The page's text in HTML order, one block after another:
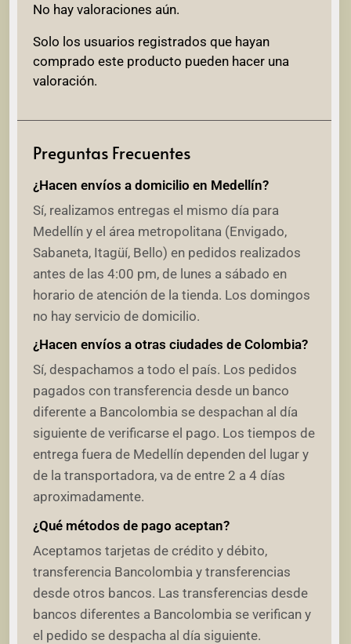
No hay valoraciones aún.
Solo los usuarios registrados que hayan
comprado este producto pueden hacer una
valoración.
Preguntas Frecuentes
¿Hacen envíos a domicilio en Medellín?
Sí, realizamos entregas el mismo día para
Medellín y el área metropolitana (Envigado,
Sabaneta, Itagüí, Bello) en pedidos realizados
antes de las 4:00 pm, de lunes a sábado en
horario de atención de la tienda. Los domingos
no hay servicio de domicilio.
¿Hacen envíos a otras ciudades de Colombia?
Sí, despachamos a todo el país. Los pedidos
pagados con transferencia desde un banco
diferente a Bancolombia se despachan al día
siguiente de verificarse el pago. Los tiempos de
entrega fuera de Medellín dependen del lugar y
de la transportadora, va de entre 2 a 4 días
aproximadamente.
¿Qué métodos de pago aceptan?
Aceptamos tarjetas de crédito y débito,
transferencia Bancolombia y transferencias
desde otros bancos. Las transferencias desde
bancos diferentes a Bancolombia se verifican y
el pedido se despacha al día siguiente.